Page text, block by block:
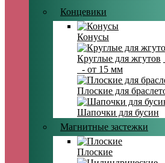
Концевики
Конусы
Круглые для жгутов
- от 15 мм
Плоские для
Шапочки для бусин
Магнитные застежки
Плоские